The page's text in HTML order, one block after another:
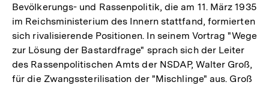
Bevölkerungs- und Rassenpolitik, die am 11. März 1935
im Reichsministerium des Innern stattfand, formierten
sich rivalisierende Positionen. In seinem Vortrag "Wege
zur Lösung der Bastardfrage" sprach sich der Leiter
des Rassenpolitischen Amts der NSDAP, Walter Groß,
für die Zwangssterilisation der "Mischlinge" aus. Groß